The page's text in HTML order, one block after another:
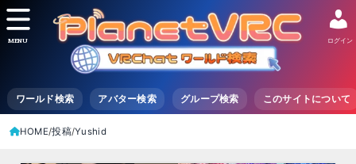
ワールド検索 アバター検索 グループ検索 このサイトについて
ログイン
MENU
HOME 投稿 Yushid